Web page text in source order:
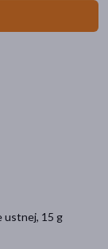
ustnej, 15 g